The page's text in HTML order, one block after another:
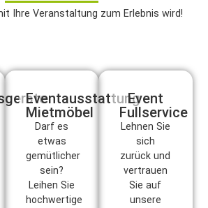
Ihre Veranstaltung zum Erlebnis wird!
Eventausstattung
Mietmöbel
Darf es
etwas
gemütlicher
sein?
Leihen Sie
hochwertige
Event
Fullservice
Lehnen Sie
sich
zurück und
vertrauen
Sie auf
unsere